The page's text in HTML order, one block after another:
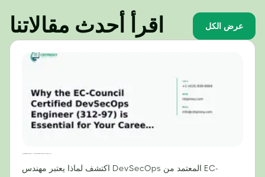
اقرأ أحدث مقالاتنا عرض الكل
اكتشف لماذا يعتبر مهندس DevSecOps المعتمد من EC-